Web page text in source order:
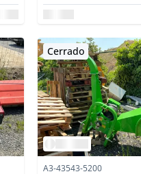
Cerrado
A3-43543-5200